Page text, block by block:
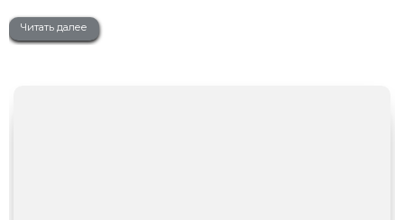
Читать далее